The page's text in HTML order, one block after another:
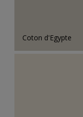
Coton d'Egypte